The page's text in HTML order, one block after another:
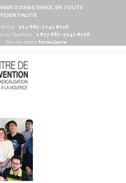
D'ASSISTANCE, EN TOUTE
: 514 687-7141 #116
au Québec :
1 877 687-7141 #116
Ou via notre formulaire